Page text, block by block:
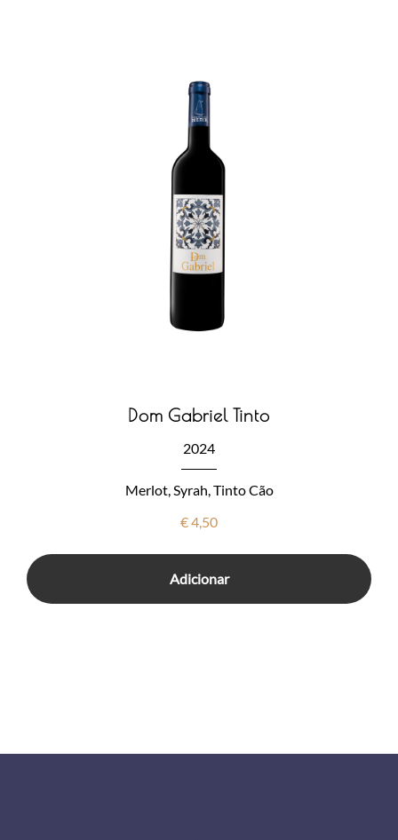
Dom Gabriel Tinto
2024
Merlot, Syrah, Tinto Cão
€4,50
Adicionar